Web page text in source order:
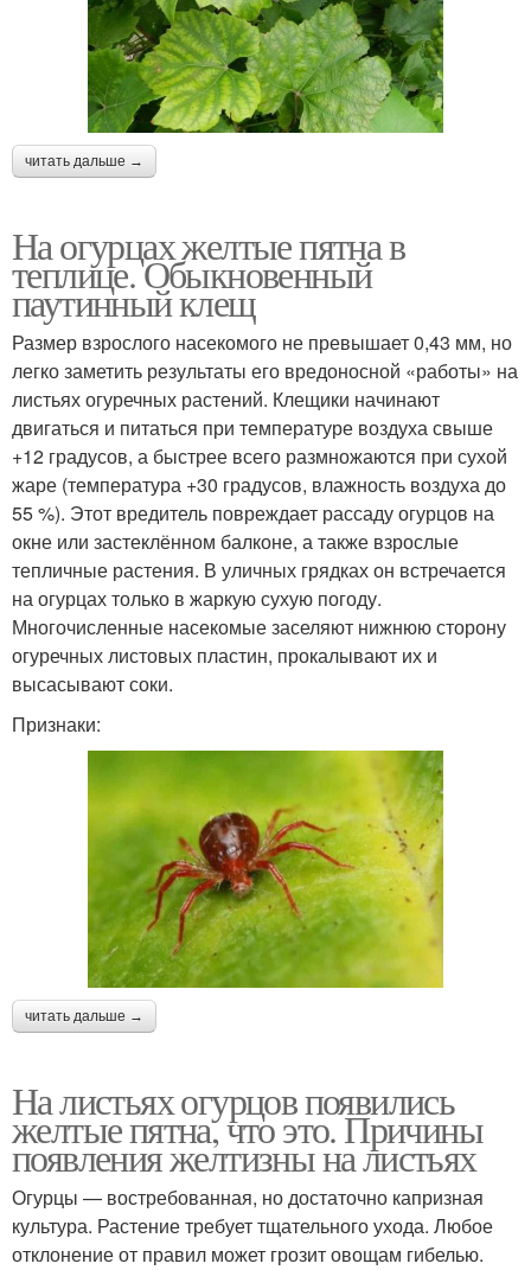
читать дальше →
На огурцах желтые пятна в
теплице. Обыкновенный
паутинный клещ
Размер взрослого насекомого не превышает 0,43 мм, но
легко заметить результаты его вредоносной «работы» на
листьях огуречных растений. Клещики начинают
двигаться и питаться при температуре воздуха свыше
+12 градусов, а быстрее всего размножаются при сухой
жаре (температура +30 градусов, влажность воздуха до
55 %). Этот вредитель повреждает рассаду огурцов на
окне или застеклённом балконе, а также взрослые
тепличные растения. В уличных грядках он встречается
на огурцах только в жаркую сухую погоду.
Многочисленные насекомые заселяют нижнюю сторону
огуречных листовых пластин, прокалывают их и
высасывают соки.
Признаки:
читать дальше →
На листьях огурцов появились
желтые пятна, что это. Причины
появления желтизны на листьях
Огурцы — востребованная, но достаточно капризная
культура. Растение требует тщательного ухода. Любое
отклонение от правил может грозит овощам гибелью.